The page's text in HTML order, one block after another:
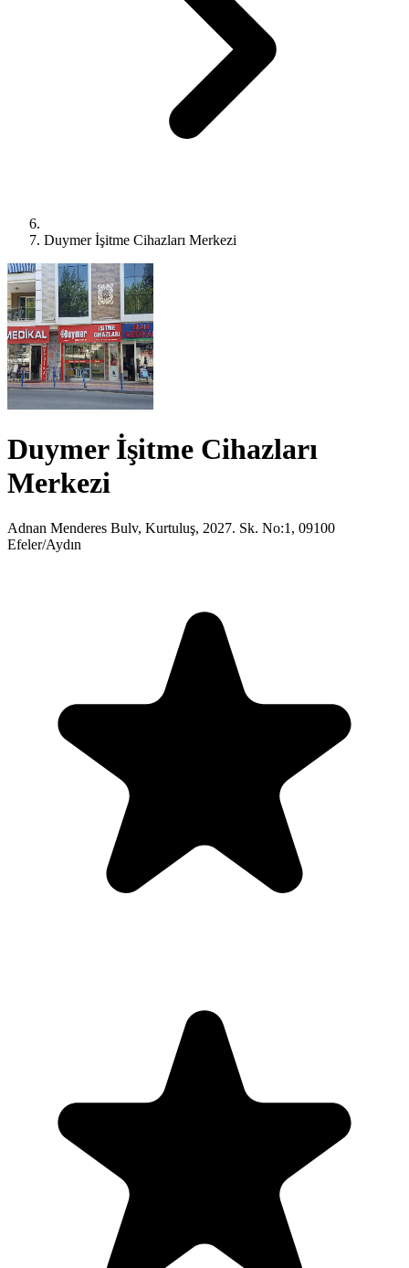
Duymer İşitme Cihazları Merkezi
Duymer İşitme Cihazları
Merkezi
Adnan Menderes Bulv, Kurtuluş, 2027. Sk. No:1, 09100
Efeler/Aydın